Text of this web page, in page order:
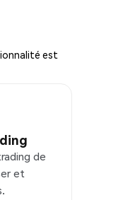
est
de
et